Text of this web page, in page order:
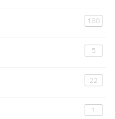
180
5
22
1